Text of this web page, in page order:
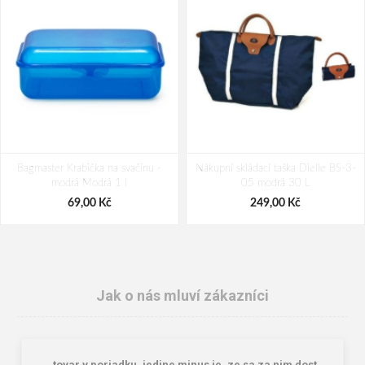
Bagmaster Krabička na svačinu -
modrá Modrá 1 l
69,00 Kč
Nákupní skládací taška Dielle BS-3-
05 modrá 30 L
249,00 Kč
Jak o nás mluví zákazníci